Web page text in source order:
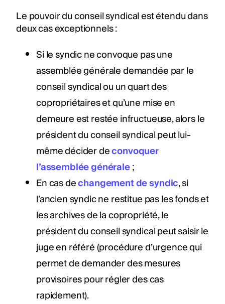
Le pouvoir du conseil syndical est étendu dans
deux cas exceptionnels :
Si le syndic ne convoque pas une
assemblée générale demandée par le
conseil syndical ou un quart des
copropriétaires et qu’une mise en
demeure est restée infructueuse, alors le
président du conseil syndical peut lui-
même décider deconvoquer
l’assemblée générale;
En cas dechangement de syndic, si
l’ancien syndic ne restitue pas les fonds et
les archives de la copropriété, le
président du conseil syndical peut saisir le
juge en référé (procédure d’urgence qui
permet de demander des mesures
provisoires pour régler des cas
rapidement).